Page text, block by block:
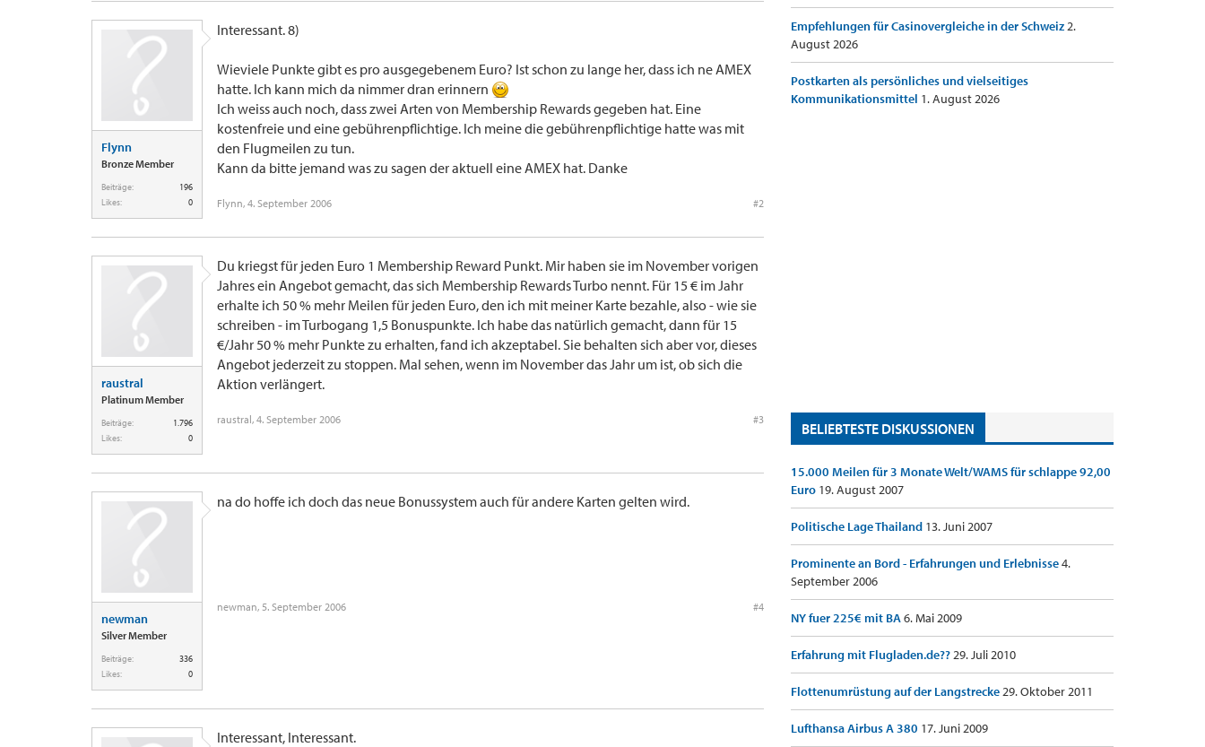
Flynn
Bronze Member
Beiträge:
196
Likes:
0
Interessant. 8)
Wieviele Punkte gibt es pro ausgegebenem Euro? Ist schon zu lange her, dass ich ne AMEX
hatte. Ich kann mich da nimmer dran erinnern
Ich weiss auch noch, dass zwei Arten von Membership Rewards gegeben hat. Eine
kostenfreie und eine gebührenpflichtige. Ich meine die gebührenpflichtige hatte was mit
den Flugmeilen zu tun.
Kann da bitte jemand was zu sagen der aktuell eine AMEX hat. Danke
Flynn, 4. September 2006 #2
raustral
Platinum Member
Beiträge:
1.796
Likes:
0
Du kriegst für jeden Euro 1 Membership Reward Punkt. Mir haben sie im November vorigen
Jahres ein Angebot gemacht, das sich Membership Rewards Turbo nennt. Für 15 € im Jahr
erhalte ich 50 % mehr Meilen für jeden Euro, den ich mit meiner Karte bezahle, also - wie sie
schreiben - im Turbogang 1,5 Bonuspunkte. Ich habe das natürlich gemacht, dann für 15
€/Jahr 50 % mehr Punkte zu erhalten, fand ich akzeptabel. Sie behalten sich aber vor, dieses
Angebot jederzeit zu stoppen. Mal sehen, wenn im November das Jahr um ist, ob sich die
Aktion verlängert.
raustral, 4. September 2006 #3
newman
Silver Member
Beiträge:
336
Likes:
0
na do hoffe ich doch das neue Bonussystem auch für andere Karten gelten wird.
newman, 5. September 2006 #4
Interessant, Interessant.
Empfehlungen für Casinovergleiche in der Schweiz2.
August 2026
Postkarten als persönliches und vielseitiges
Kommunikationsmittel 1. August 2026
BELIEBTESTE DISKUSSIONEN
15.000 Meilen für 3 Monate Welt/WAMS für schlappe 92,00
Euro 19. August 2007
Politische Lage Thailand 13. Juni 2007
Prominente an Bord - Erfahrungen und Erlebnisse4.
September 2006
NY fuer 225€ mit BA6. Mai 2009
Erfahrung mit Flugladen.de??29. Juli 2010
Flottenumrüstung auf der Langstrecke29. Oktober 2011
Lufthansa Airbus A 380 17. Juni 2009